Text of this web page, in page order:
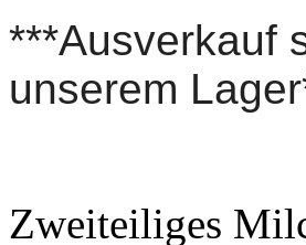
***Ausverkauf
unserem
Zweiteiliges